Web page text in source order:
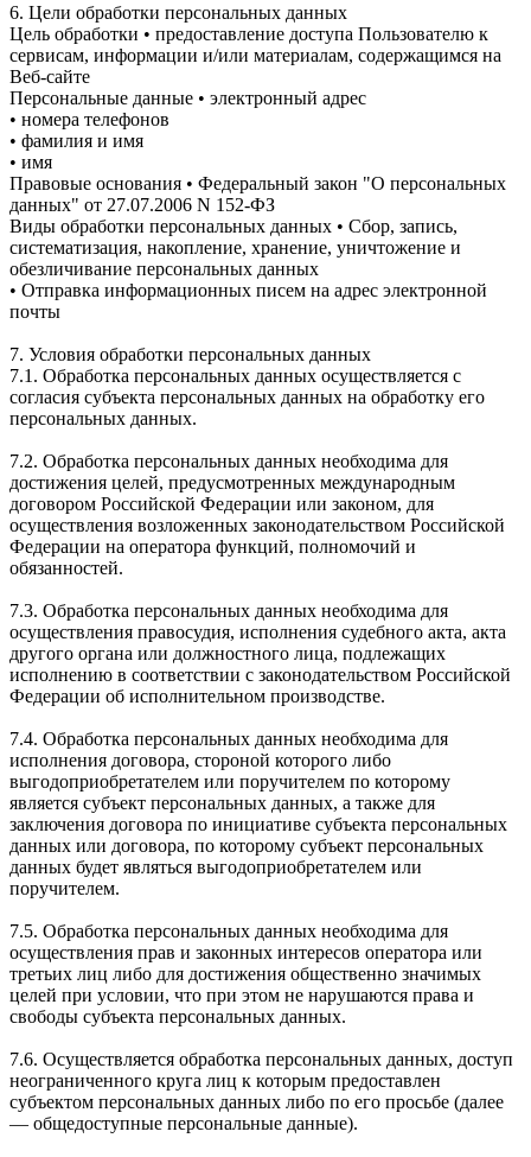
6. Цели обработки персональных данных
Цель обработки • предоставление доступа Пользователю к
сервисам, информации и/или материалам, содержащимся на
Веб-сайте
Персональные данные • электронный адрес
• номера телефонов
• фамилия и имя
• имя
Правовые основания • Федеральный закон "О персональных
данных" от 27.07.2006 N 152-ФЗ
Виды обработки персональных данных • Сбор, запись,
систематизация, накопление, хранение, уничтожение и
обезличивание персональных данных
• Отправка информационных писем на адрес электронной
почты
7. Условия обработки персональных данных
7.1. Обработка персональных данных осуществляется с
согласия субъекта персональных данных на обработку его
персональных данных.
7.2. Обработка персональных данных необходима для
достижения целей, предусмотренных международным
договором Российской Федерации или законом, для
осуществления возложенных законодательством Российской
Федерации на оператора функций, полномочий и
обязанностей.
7.3. Обработка персональных данных необходима для
осуществления правосудия, исполнения судебного акта, акта
другого органа или должностного лица, подлежащих
исполнению в соответствии с законодательством Российской
Федерации об исполнительном производстве.
7.4. Обработка персональных данных необходима для
исполнения договора, стороной которого либо
выгодоприобретателем или поручителем по которому
является субъект персональных данных, а также для
заключения договора по инициативе субъекта персональных
данных или договора, по которому субъект персональных
данных будет являться выгодоприобретателем или
поручителем.
7.5. Обработка персональных данных необходима для
осуществления прав и законных интересов оператора или
третьих лиц либо для достижения общественно значимых
целей при условии, что при этом не нарушаются права и
свободы субъекта персональных данных.
7.6. Осуществляется обработка персональных данных, доступ
неограниченного круга лиц к которым предоставлен
субъектом персональных данных либо по его просьбе (далее
— общедоступные персональные данные).